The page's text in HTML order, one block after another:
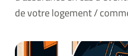
de votre logement /